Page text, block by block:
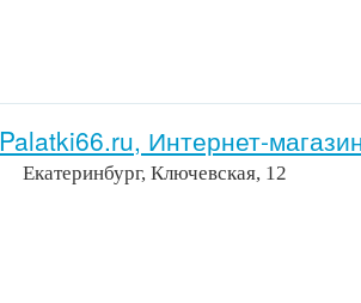
Palatki66.ru, Интернет-
Екатеринбург, Ключевская, 12